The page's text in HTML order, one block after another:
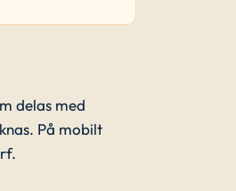
delas med
På mobilt